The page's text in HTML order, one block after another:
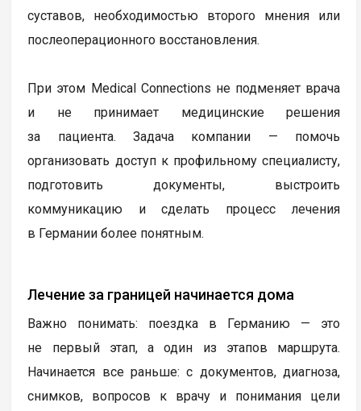
суставов, необходимостью второго мнения или
послеоперационного восстановления.
При этом Medical Connections не подменяет врача
и не принимает медицинские решения
за пациента. Задача компании — помочь
организовать доступ к профильному специалисту,
подготовить документы, выстроить
коммуникацию и сделать процесс лечения
в Германии более понятным.
Лечение за границей начинается дома
Важно понимать: поездка в Германию — это
не первый этап, а один из этапов маршрута.
Начинается все раньше: с документов, диагноза,
снимков, вопросов к врачу и понимания цели